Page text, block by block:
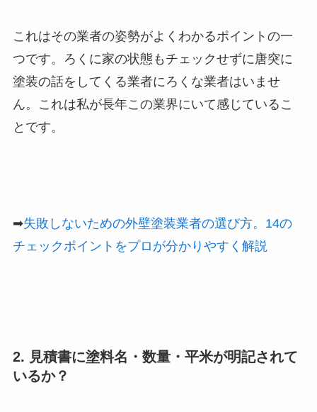
これはその業者の姿勢がよくわかるポイントの一
つです。ろくに家の状態もチェックせずに唐突に
塗装の話をしてくる業者にろくな業者はいませ
ん。これは私が長年この業界にいて感じているこ
とです。
➡︎失敗しないための外壁塗装業者の選び方。14の
チェックポイントをプロが分かりやすく解説
2. 見積書に塗料名・数量・平米が明記されて
いるか？